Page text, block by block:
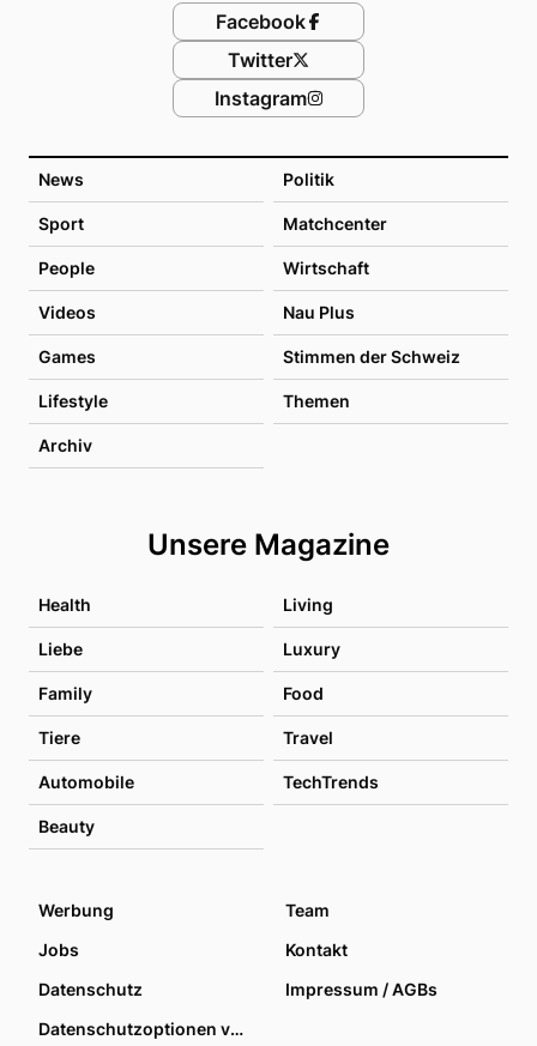
News Politik
Sport Matchcenter
People Wirtschaft
Videos Nau Plus
Games Stimmen der Schweiz
Lifestyle Themen
Archiv
Unsere Magazine
Health Living
Liebe Luxury
Family Food
Tiere Travel
Automobile TechTrends
Beauty
Facebook
Twitter
Instagram
Werbung
Team
Jobs
Kontakt
Datenschutz
Impressum / AGBs
Datenschutzoptionen verwalten